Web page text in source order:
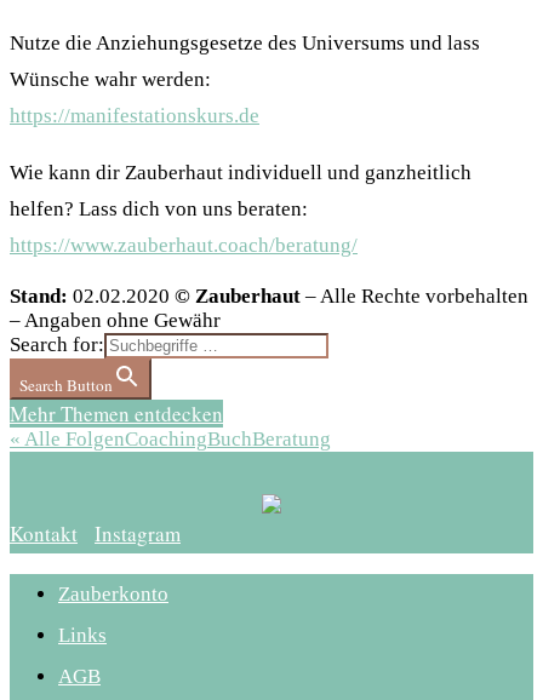
Nutze die Anziehungsgesetze des Universums und lass
Wünsche wahr werden:
https://manifestationskurs.de
Wie kann dir Zauberhaut individuell und ganzheitlich
helfen? Lass dich von uns beraten:
https://www.zauberhaut.coach/beratung/
Stand: 02.02.2020 © Zauberhaut – Alle Rechte vorbehalten
– Angaben ohne Gewähr
Search for:
Search Button
Mehr Themen entdecken
« Alle FolgenCoachingBuchBeratung
Kontakt Instagram
Zauberkonto
Links
AGB